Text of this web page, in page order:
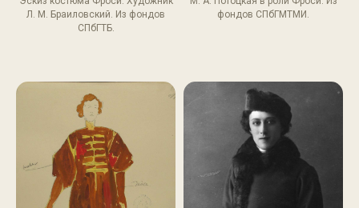
Л. М. Браиловский. Из фондов
СПбГТБ.
фондов СПбГМТМИ.